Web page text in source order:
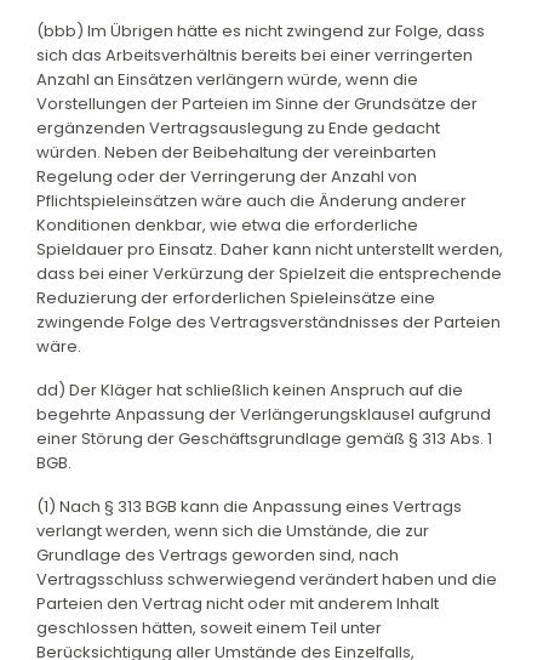
(bbb) Im Übrigen hätte es nicht zwingend zur Folge, dass
sich das Arbeitsverhältnis bereits bei einer verringerten
Anzahl an Einsätzen verlängern würde, wenn die
Vorstellungen der Parteien im Sinne der Grundsätze der
ergänzenden Vertragsauslegung zu Ende gedacht
würden. Neben der Beibehaltung der vereinbarten
Regelung oder der Verringerung der Anzahl von
Pflichtspieleinsätzen wäre auch die Änderung anderer
Konditionen denkbar, wie etwa die erforderliche
Spieldauer pro Einsatz. Daher kann nicht unterstellt werden,
dass bei einer Verkürzung der Spielzeit die entsprechende
Reduzierung der erforderlichen Spieleinsätze eine
zwingende Folge des Vertragsverständnisses der Parteien
wäre.
dd) Der Kläger hat schließlich keinen Anspruch auf die
begehrte Anpassung der Verlängerungsklausel aufgrund
einer Störung der Geschäftsgrundlage gemäß § 313 Abs. 1
BGB.
(1) Nach § 313 BGB kann die Anpassung eines Vertrags
verlangt werden, wenn sich die Umstände, die zur
Grundlage des Vertrags geworden sind, nach
Vertragsschluss schwerwiegend verändert haben und die
Parteien den Vertrag nicht oder mit anderem Inhalt
geschlossen hätten, soweit einem Teil unter
Berücksichtigung aller Umstände des Einzelfalls,